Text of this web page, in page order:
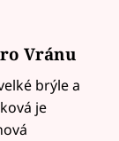
Vránu
brýle a
je